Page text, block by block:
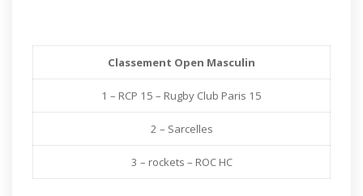
Classement Open Masculin
1 – RCP 15 – Rugby Club Paris 15
2 – Sarcelles
3 – rockets – ROC HC